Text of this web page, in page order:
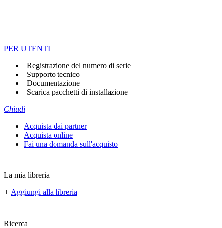
PER UTENTI
Registrazione del numero di serie
Supporto tecnico
Documentazione
Scarica pacchetti di installazione
Chiudi
Acquista dai partner
Acquista online
Fai una domanda sull'acquisto
La mia libreria
+ Aggiungi alla libreria
Ricerca